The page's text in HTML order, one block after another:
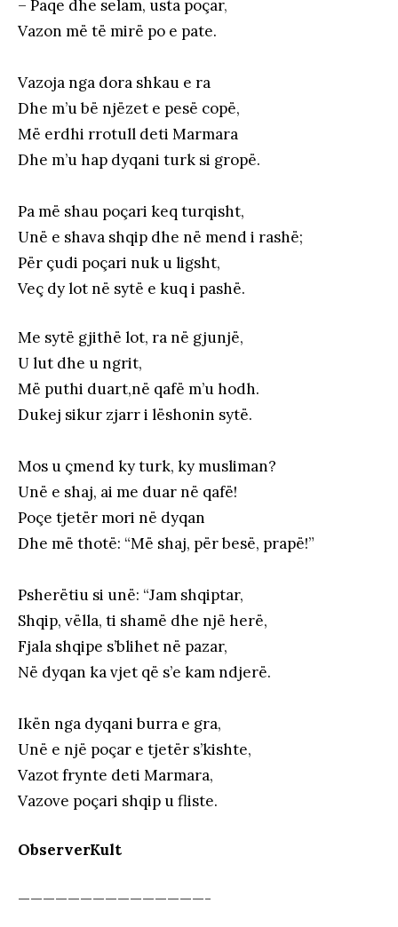
– Paqe dhe selam, usta poçar,
Vazon më të mirë po e pate.
Vazoja nga dora shkau e ra
Dhe m’u bë njëzet e pesë copë,
Më erdhi rrotull deti Marmara
Dhe m’u hap dyqani turk si gropë.
Pa më shau poçari keq turqisht,
Unë e shava shqip dhe në mend i rashë;
Për çudi poçari nuk u ligsht,
Veç dy lot në sytë e kuq i pashë.
Me sytë gjithë lot, ra në gjunjë,
U lut dhe u ngrit,
Më puthi duart,në qafë m’u hodh.
Dukej sikur zjarr i lëshonin sytë.
Mos u çmend ky turk, ky musliman?
Unë e shaj, ai me duar në qafë!
Poçe tjetër mori në dyqan
Dhe më thotë: “Më shaj, për besë, prapë!”
Psherëtiu si unë: “Jam shqiptar,
Shqip, vëlla, ti shamë dhe një herë,
Fjala shqipe s’blihet në pazar,
Në dyqan ka vjet që s’e kam ndjerë.
Ikën nga dyqani burra e gra,
Unë e një poçar e tjetër s’kishte,
Vazot frynte deti Marmara,
Vazove poçari shqip u fliste.
ObserverKult
———————————————-